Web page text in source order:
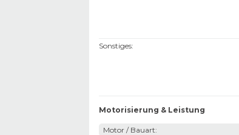
Sonstiges:
Motorisierung & Leistung
Motor / Bauart: